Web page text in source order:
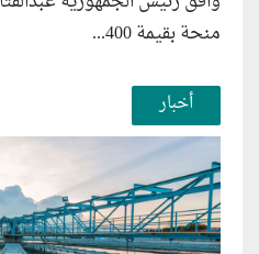
منحة بقيمة 400...
أخبار